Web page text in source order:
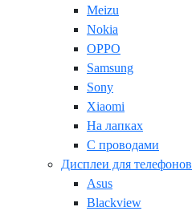
Meizu
Nokia
OPPO
Samsung
Sony
Xiaomi
На лапках
С проводами
Дисплеи для телефонов
Asus
Blackview